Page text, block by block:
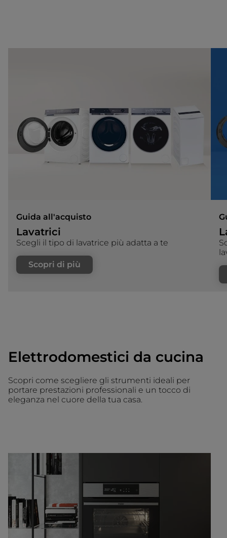
Guida all'acquisto
Lavatrici
Scegli il tipo di lavatrice più adatta a te
Scopri di più
Elettrodomestici da cucina
Scopri come scegliere gli strumenti ideali per
portare prestazioni professionali e un tocco di
eleganza nel cuore della tua casa.